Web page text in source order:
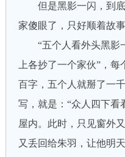
但是黑影一闪，到底
家傻眼了，只好顺着故事
“五个人看外头黑影
上各抄了一个家伙”，
百字，五个人就掰了一
写，就是：“众人四下看
屋内。此时，只见窗外
又丢回给朱羽，让他明